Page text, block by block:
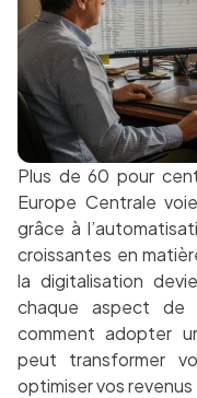
Plus de 60 pour
Europe Centrale
grâce à
croissantes en
la digitalisation
chaque aspect de
comment adopter
peut transformer
optimiser vos